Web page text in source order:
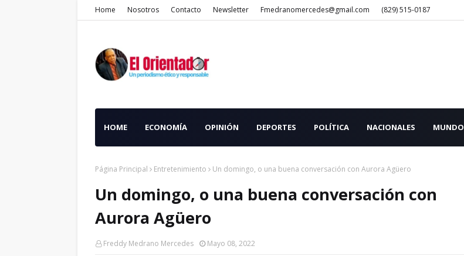
Home Nosotros Contacto Newsletter Fmedranomercedes@gmail.com (829) 515-0187
HOME ECONOMÍA OPINIÓN DEPORTES POLÍTICA NACIONALES MUNDO
Página Principal Entretenimiento Un domingo, o una buena conversación con Aurora Agüero
Un domingo, o una buena conversación con
Aurora Agüero
Freddy Medrano Mercedes Mayo 08, 2022